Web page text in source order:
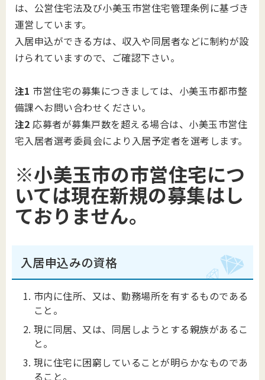
は、公営住宅法及び小美玉市営住宅管理条例に基づき
運営しています。
入居申込ができる方は、収入や同居者などに制約が設
けられていますので、ご確認下さい。
注1 市営住宅の募集につきましては、小美玉市都市整
備課へお問い合わせください。
注2 応募者が募集戸数を超える場合は、小美玉市営住
宅入居者選考委員会により入居予定者を選考します。
※小美玉市の市営住宅につ
いては現在新規の募集はし
ておりません。
入居申込みの資格
市内に住所、又は、勤務場所を有するものである
こと。
現に同居、又は、同居しようとする親族があるこ
と。
現に住宅に困窮していることが明らかなものであ
ること。